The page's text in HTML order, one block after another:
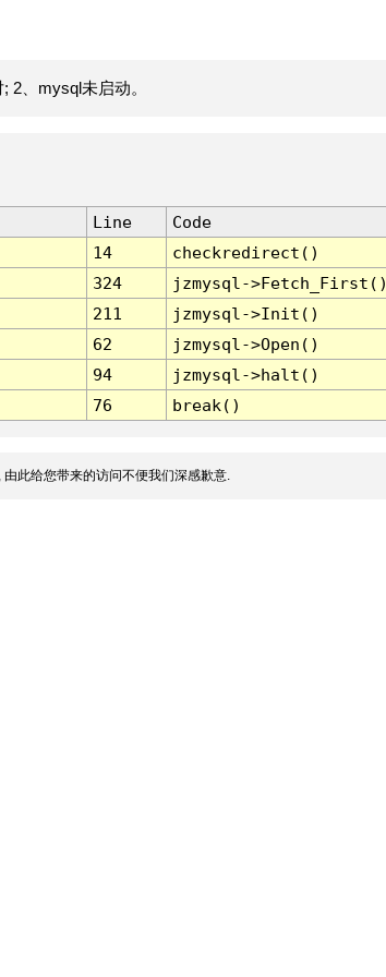
2、mysql未启动。
Line
Code
14
checkredirect()
324
jzmysql-
211
jzmysql->Init()
62
jzmysql->Open()
94
jzmysql->halt()
76 break()
此给您带来的访问不便我们深感歉意.